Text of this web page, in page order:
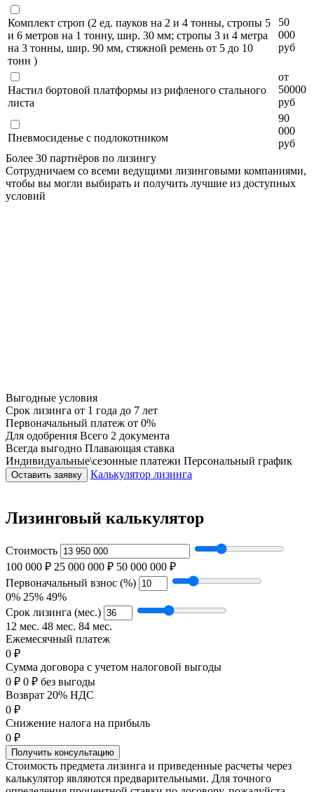
Комплект строп (2 ед. пауков на 2 и 4 тонны, стропы 5
и 6 метров на 1 тонну, шир. 30 мм; стропы 3 и 4 метра
на 3 тонны, шир. 90 мм, стяжной ремень от 5 до 10
тонн )
50
000
руб
Настил бортовой платформы из рифленого стального
листа
от
50000
руб
Пневмосиденье с подлокотником
90
000
руб
Более 30 партнёров по лизингу
Сотрудничаем со всеми ведущими лизинговыми компаниями,
чтобы вы могли выбирать и получить лучшие из доступных
условий
Выгодные условия
Срок лизинга от 1 года до 7 лет
Первоначальный платеж от 0%
Для одобрения Всего 2 документа
Всегда выгодно Плавающая ставка
Индивидуальные\сезонные платежи Персональный график
Оставить заявку Калькулятор лизинга
Лизинговый калькулятор
Стоимость
100 000 ₽ 25 000 000 ₽ 50 000 000 ₽
Первоначальный взнос (%)
0% 25% 49%
Срок лизинга (мес.)
12 мес. 48 мес. 84 мес.
Ежемесячный платеж
0 ₽
Сумма договора с учетом налоговой выгоды
0 ₽ 0 ₽ без выгоды
Возврат 20% НДС
0 ₽
Снижение налога на прибыль
0 ₽
Получить консультацию
Стоимость предмета лизинга и приведенные расчеты через
калькулятор являются предварительными. Для точного